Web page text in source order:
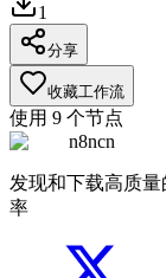
1
分享
收藏工作流
使用 9 个节点
n8ncn
发现和下载高质
率